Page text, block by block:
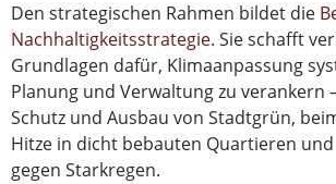
Den strategischen Rahmen bildet die
Nachhaltigkeitsstrategie. Sie schafft
Grundlagen dafür, Klimaanpassung
Planung und Verwaltung zu verankern
Schutz und Ausbau von Stadtgrün,
Hitze in dicht bebauten Quartieren
gegen Starkregen.